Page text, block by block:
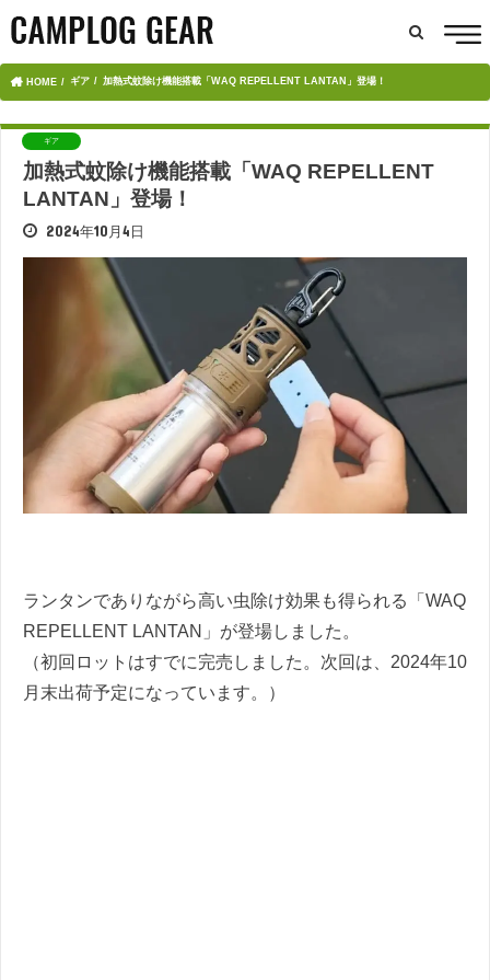
HOME ギア 加熱式蚊除け機能搭載「WAQ REPELLENT LANTAN」登場！
ギア
加熱式蚊除け機能搭載「WAQ REPELLENT
LANTAN」登場！
2024年10月4日
ランタンでありながら高い虫除け効果も得られる「WAQ
REPELLENT LANTAN」が登場しました。
（初回ロットはすでに完売しました。次回は、2024年10
月末出荷予定になっています。）